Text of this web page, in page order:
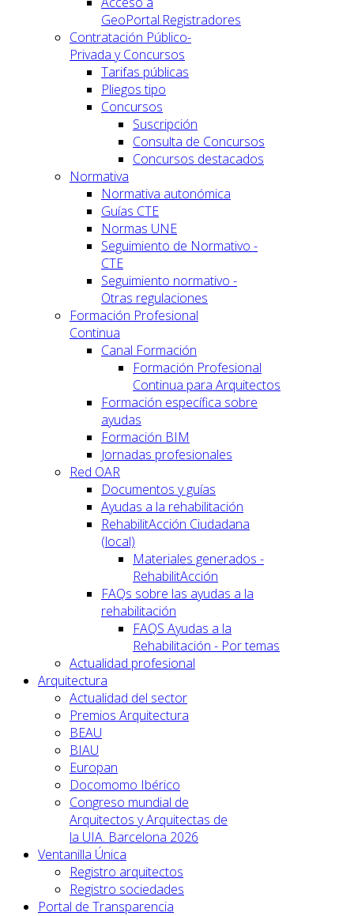
GeoPortal.Registradores
Contratación Público-
Privada y Concursos
Tarifas públicas
Pliegos tipo
Concursos
Suscripción
Consulta de Concursos
Concursos destacados
Normativa
Normativa autonómica
Guías CTE
Normas UNE
Seguimiento de Normativo -
CTE
Seguimiento normativo -
Otras regulaciones
Formación Profesional
Continua
Canal Formación
Formación Profesional
Continua para Arquitectos
Formación específica sobre
ayudas
Formación BIM
Jornadas profesionales
Red OAR
Documentos y guías
Ayudas a la rehabilitación
RehabilitAcción Ciudadana
(local)
Materiales generados -
RehabilitAcción
FAQs sobre las ayudas a la
rehabilitación
FAQS Ayudas a la
Rehabilitación - Por temas
Actualidad profesional
Arquitectura
Actualidad del sector
Premios Arquitectura
BEAU
BIAU
Europan
Docomomo Ibérico
Congreso mundial de
Arquitectos y Arquitectas de
la UIA. Barcelona 2026
Ventanilla Única
Registro arquitectos
Registro sociedades
Portal de Transparencia